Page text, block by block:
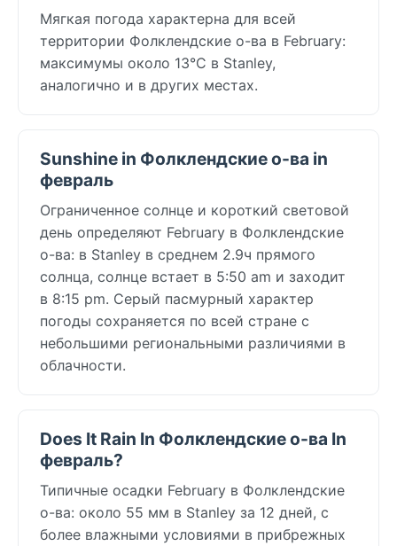
Мягкая погода характерна для всей
территории Фолклендские о-ва в February:
максимумы около 13°C в Stanley,
аналогично и в других местах.
Sunshine in Фолклендские о-ва in
февраль
Ограниченное солнце и короткий световой
день определяют February в Фолклендские
о-ва: в Stanley в среднем 2.9ч прямого
солнца, солнце встает в 5:50 am и заходит
в 8:15 pm. Серый пасмурный характер
погоды сохраняется по всей стране с
небольшими региональными различиями в
облачности.
Does It Rain In Фолклендские о-ва In
февраль?
Типичные осадки February в Фолклендские
о-ва: около 55 мм в Stanley за 12 дней, с
более влажными условиями в прибрежных